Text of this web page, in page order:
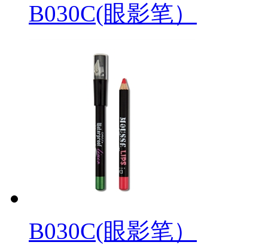
B030C(眼影笔）
B030C(眼影笔）